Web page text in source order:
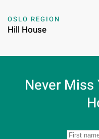
OSLO REGION
Hill House
Never Miss